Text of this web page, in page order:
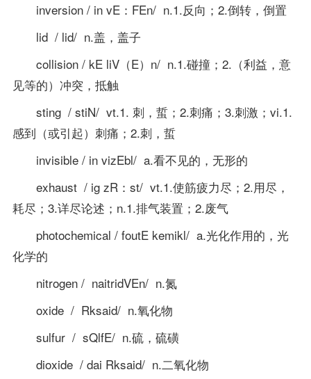
inversion / in vE：FEn/ n.1.反向；2.倒转，倒置
lid / lid/ n.盖，盖子
collision / kE liV（E）n/ n.1.碰撞；2.（利益，意
见等的）冲突，抵触
sting / stiN/ vt.1. 刺，蜇；2.刺痛；3.刺激；vi.1.
感到（或引起）刺痛；2.刺，蜇
invisible / in vizEbl/ a.看不见的，无形的
exhaust / ig zR：st/ vt.1.使筋疲力尽；2.用尽，
耗尽；3.详尽论述；n.1.排气装置；2.废气
photochemical / foutE kemikl/ a.光化作用的，光
化学的
nitrogen / naitridVEn/ n.氮
oxide / Rksaid/ n.氧化物
sulfur / sQlfE/ n.硫，硫磺
dioxide / dai Rksaid/ n.二氧化物